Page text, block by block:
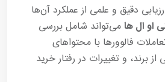
دقیق و علمی از عملکرد آن‌ها
او ال هامی‌تواند شامل بررسی
فالوورها با محتواهای
برند، و تغییرات در رفتار خرید